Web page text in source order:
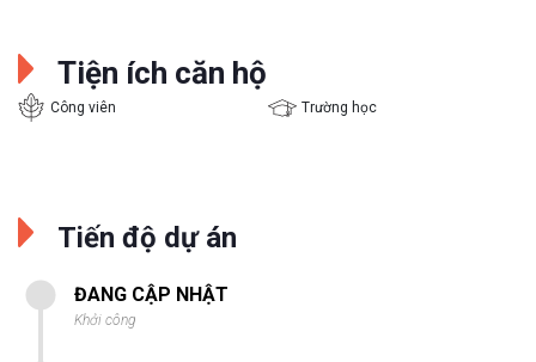
Tiện ích căn hộ
Công viên Trường học
Tiến độ dự án
ĐANG CẬP NHẬT
Khởi công